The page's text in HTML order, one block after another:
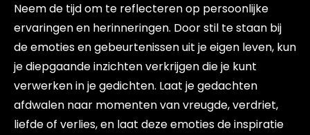
Neem de tijd om te reflecteren op persoonlijke
ervaringen en herinneringen. Door stil te staan bij
de emoties en gebeurtenissen uit je eigen leven, kun
je diepgaande inzichten verkrijgen die je kunt
verwerken in je gedichten. Laat je gedachten
afdwalen naar momenten van vreugde, verdriet,
liefde of verlies, en laat deze emoties de inspiratie